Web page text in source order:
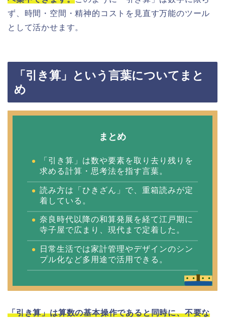
ず、時間・空間・精神的コストを見直す万能のツール
として活かせます。
「引き算」という言葉についてまと
め
まとめ
「引き算」は数や要素を取り去り残りを
求める計算・思考法を指す言葉。
読み方は「ひきざん」で、重箱読みが定
着している。
奈良時代以降の和算発展を経て江戸期に
寺子屋で広まり、現代まで定着した。
日常生活では家計管理やデザインのシン
プル化など多用途で活用できる。
「引き算」は算数の基本操作であると同時に、不要な